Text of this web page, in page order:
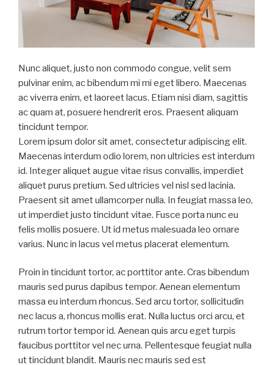
Nunc aliquet, justo non commodo congue, velit sem
pulvinar enim, ac bibendum mi mi eget libero. Maecenas
ac viverra enim, et laoreet lacus. Etiam nisi diam, sagittis
ac quam at, posuere hendrerit eros. Praesent aliquam
tincidunt tempor.
Lorem ipsum dolor sit amet, consectetur adipiscing elit.
Maecenas interdum odio lorem, non ultricies est interdum
id. Integer aliquet augue vitae risus convallis, imperdiet
aliquet purus pretium. Sed ultricies vel nisl sed lacinia.
Praesent sit amet ullamcorper nulla. In feugiat massa leo,
ut imperdiet justo tincidunt vitae. Fusce porta nunc eu
felis mollis posuere. Ut id metus malesuada leo ornare
varius. Nunc in lacus vel metus placerat elementum.
Proin in tincidunt tortor, ac porttitor ante. Cras bibendum
mauris sed purus dapibus tempor. Aenean elementum
massa eu interdum rhoncus. Sed arcu tortor, sollicitudin
nec lacus a, rhoncus mollis erat. Nulla luctus orci arcu, et
rutrum tortor tempor id. Aenean quis arcu eget turpis
faucibus porttitor vel nec urna. Pellentesque feugiat nulla
ut tincidunt blandit. Mauris nec mauris sed est